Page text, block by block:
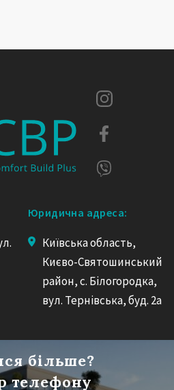
Юридична адреса:
Київська область,
Києво-Святошинський
район, с. Білогородка,
вул. Тернівська, буд. 2а
більше?
телефону